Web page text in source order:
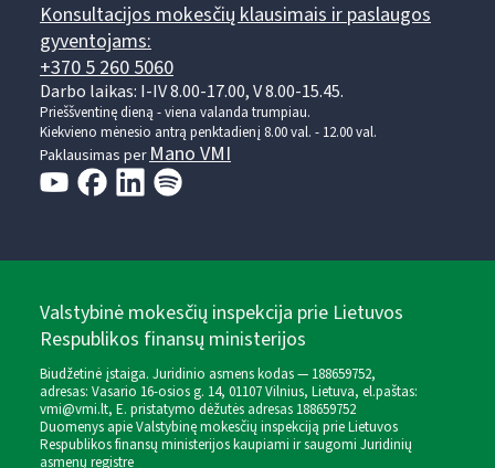
Konsultacijos mokesčių klausimais ir paslaugos
gyventojams:
+370 5 260 5060
Darbo laikas: I-IV 8.00-17.00, V 8.00-15.45.
Prieššventinę dieną - viena valanda trumpiau.
Kiekvieno mėnesio antrą penktadienį 8.00 val. - 12.00 val.
Paklausimas perMano VMI
Valstybinė mokesčių inspekcija prie Lietuvos
Respublikos finansų ministerijos
Biudžetinė įstaiga. Juridinio asmens kodas — 188659752,
adresas: Vasario 16-osios g. 14, 01107 Vilnius, Lietuva, el.paštas:
vmi@vmi.lt, E. pristatymo dėžutės adresas 188659752
Duomenys apie Valstybinę mokesčių inspekciją prie Lietuvos
Respublikos finansų ministerijos kaupiami ir saugomi Juridinių
asmenų registre